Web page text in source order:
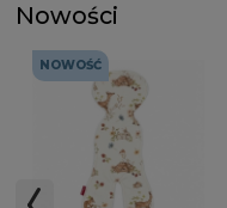
Nowości
NOWOŚĆ